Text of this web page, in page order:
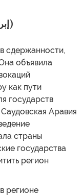
Ибрагим ас-Сейяд (إبراهيم الصياد)
сдержанности,
объявила
как пути
государств
Аравия
страны
государства
регион
регионе